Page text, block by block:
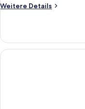
Weitere Details
Weitere